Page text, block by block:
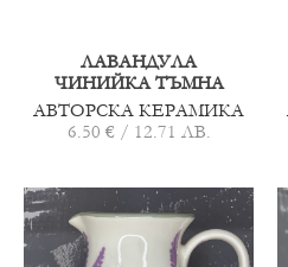
ЛАВАНДУЛА
ЧИНИЙКА ТЪМНА
АВТОРСКА КЕРАМИКА
6.50 € / 12.71 ЛВ.